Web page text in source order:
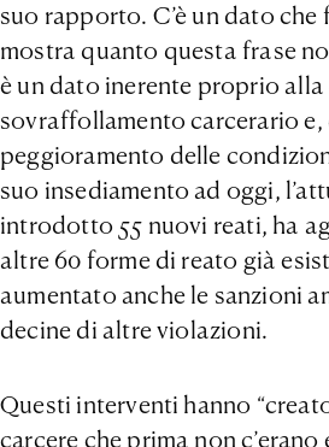
suo rapporto. C’è un dato
mostra quanto questa frase
è un dato inerente proprio
sovraffollamento carcerario
peggioramento delle
suo insediamento ad oggi,
introdotto 55 nuovi reati, ha
altre 60 forme di reato già
aumentato anche le sanzioni
decine di altre violazioni.
Questi interventi hanno
carcere che prima non